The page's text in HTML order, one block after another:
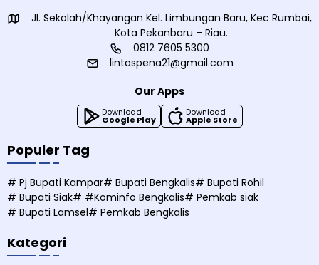
Jl. Sekolah/Khayangan Kel. Limbungan Baru, Kec Rumbai,
Kota Pekanbaru – Riau.
0812 7605 5300
lintaspena21@gmail.com
Our Apps
Download
Google Play
Download
Apple Store
Populer Tag
# Pj Bupati Kampar# Bupati Bengkalis# Bupati Rohil
# Bupati Siak# #Kominfo Bengkalis# Pemkab siak
# Bupati Lamsel# Pemkab Bengkalis
Kategori